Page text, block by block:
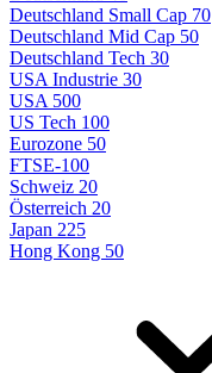
Deutschland Small Cap 70
Deutschland Mid Cap 50
Deutschland Tech 30
USA Industrie 30
USA 500
US Tech 100
Eurozone 50
FTSE-100
Schweiz 20
Österreich 20
Japan 225
Hong Kong 50